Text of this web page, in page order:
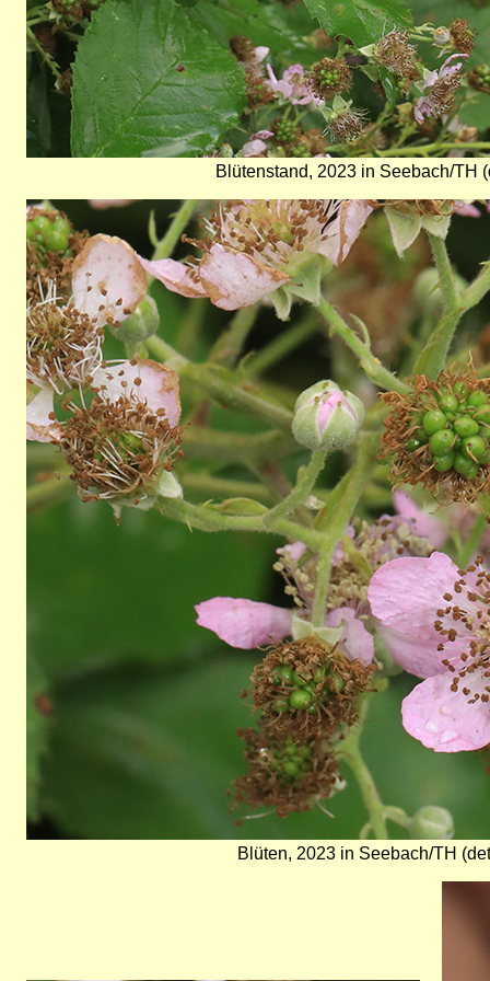
Blütenstand, 2023 in Seebach/TH
Bild
Blüten, 2023 in Seebach/TH